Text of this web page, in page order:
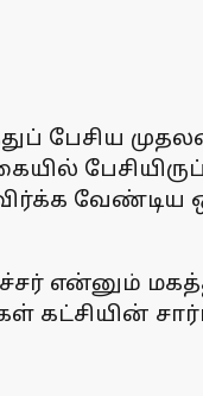
பேசிய
என்னும்
கட்சியின்